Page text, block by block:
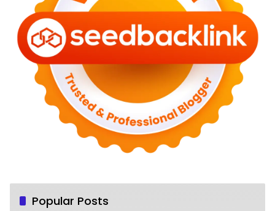
Popular Posts